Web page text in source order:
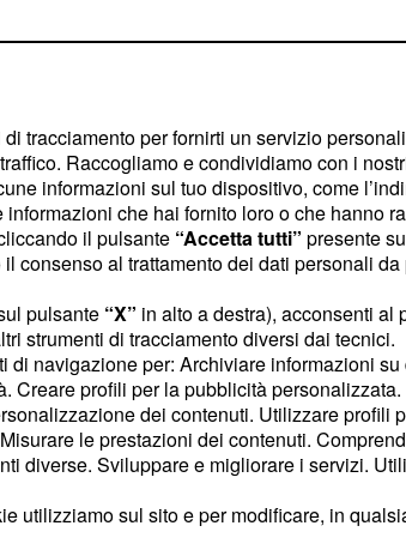
e
agosto:
si farà sentire
si occuperà della
la
vivete da soli, è
questo astro regali
di una
favorevoli sul
oppure
investimenti o
8
tracciamento per fornirti un servizio
Raccogliamo e condividiamo con i
informazioni sul tuo dispositivo, come
che hai fornito loro o che hanno
il pulsante “Accetta tutti” presente
consenso al trattamento dei dati personali
pulsante “X” in alto a destra), acconsenti
strumenti di tracciamento diversi dai tecnici.
di navigazione per: Archiviare informazioni
Creare profili per la pubblicità
dei contenuti. Utilizzare profili
le prestazioni dei contenuti.
diverse. Sviluppare e migliorare i servizi.
utilizziamo sul sito e per modificare, in